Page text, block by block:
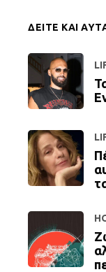
ΔΕΙΤΕ ΚΑΙ